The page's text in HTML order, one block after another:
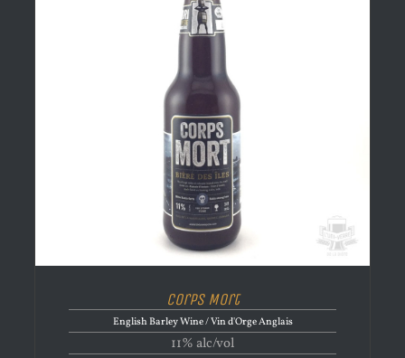
Corps Mort
English Barley Wine / Vin d'Orge Anglais
11% alc/vol